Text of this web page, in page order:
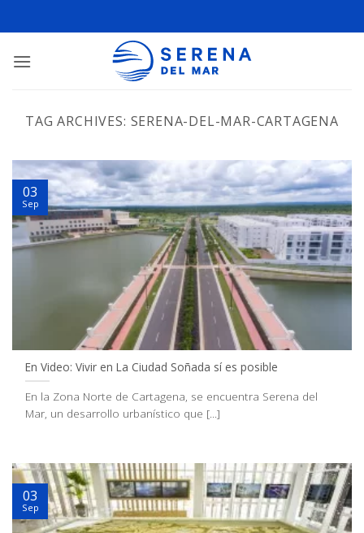
TAG ARCHIVES: SERENA-DEL-MAR-CARTAGENA
En Video: Vivir en La Ciudad Soñada sí es posible
En la Zona Norte de Cartagena, se encuentra Serena del
Mar, un desarrollo urbanístico que [...]
03
Sep
03
Sep